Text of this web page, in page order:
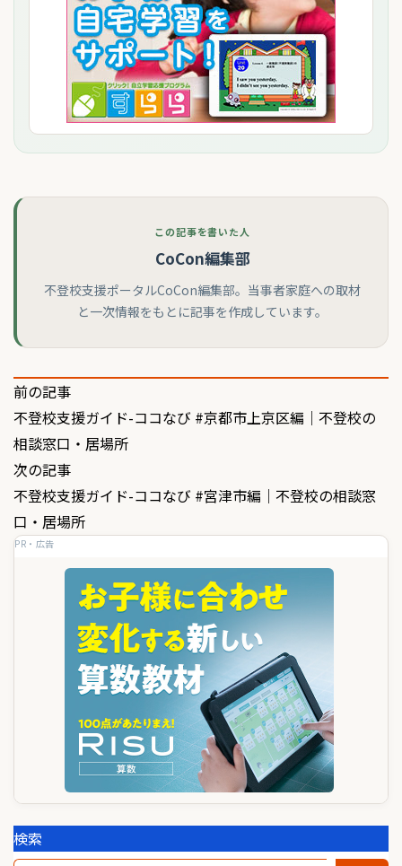
この記事を書いた人
CoCon編集部
不登校支援ポータルCoCon編集部。当事者家庭への取材
と一次情報をもとに記事を作成しています。
投
稿
ナ
ビ
ゲ
前の記事
不登校支援ガイド-ココなび #京都市上京区編｜不登校の
相談窓口・居場所
次の記事
不登校支援ガイド-ココなび #宮津市編｜不登校の相談窓
口・居場所
PR・広告
検索